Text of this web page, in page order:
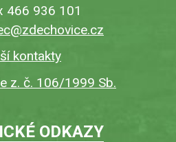
466 936 101
kontakty
z. č. 106/1999 Sb.
ODKAZY